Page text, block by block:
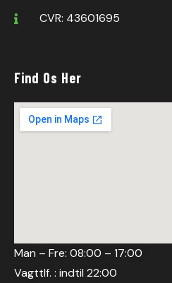
CVR: 43601695
Find Os Her
Man – Fre: 08:00 – 17:00
Vagttlf. : indtil 22:00